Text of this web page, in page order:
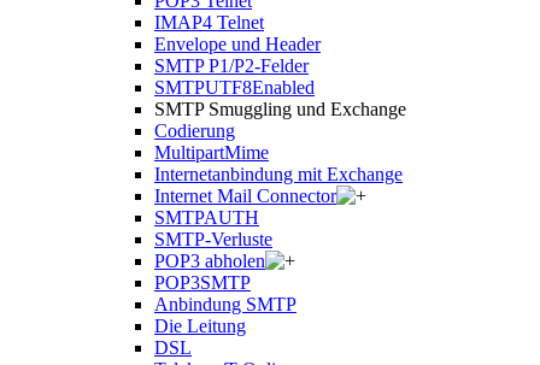
IMAP4 Telnet
Envelope und Header
SMTP P1/P2-Felder
SMTPUTF8Enabled
SMTP Smuggling und Exchange
Codierung
MultipartMime
Internetanbindung mit Exchange
Internet Mail Connector
SMTPAUTH
SMTP-Verluste
POP3 abholen
POP3SMTP
Anbindung SMTP
Die Leitung
DSL